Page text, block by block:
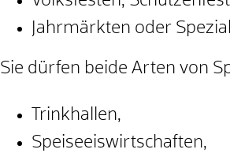
Jahrmärkten oder
Sie dürfen beide Arten von
Trinkhallen,
Speiseeiswirtschaften,